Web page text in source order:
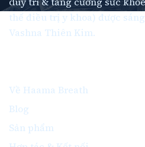
thế điều trị y khoa) được
Vashna Thiên Kim.
Về Haama Breath
Blog
Sản phẩm